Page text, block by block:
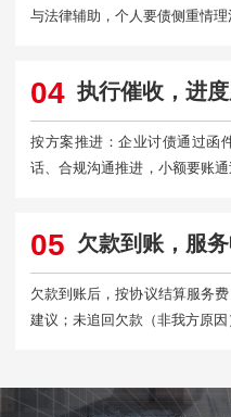
与法律辅助，个人要债侧重情理
04 执行催收，进度
按方案推进：企业讨债通过函
话、合规沟通推进，小额要账
05 欠款到账，服务
欠款到账后，按协议结算服务
建议；未追回欠款（非我方原因